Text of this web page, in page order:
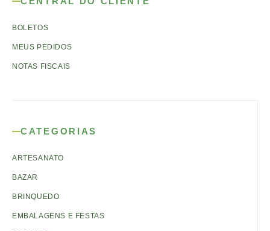
BOLETOS
MEUS PEDIDOS
NOTAS FISCAIS
CATEGORIAS
ARTESANATO
BAZAR
BRINQUEDO
EMBALAGENS E FESTAS